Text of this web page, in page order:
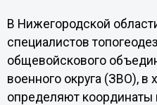
В Нижегородской
специалистов
общевойскового
военного округа (ЗВО), в
определяют координаты